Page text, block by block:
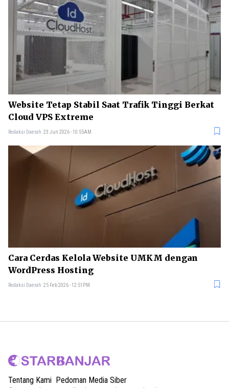
Website Tetap Stabil Saat Trafik Tinggi Berkat
Cloud VPS Extreme
Redaksi Daerah 23 Jun 2026 - 10:55AM
Cara Cerdas Kelola Website UMKM dengan
WordPress Hosting
Redaksi Daerah 25 Feb 2026 - 12:51PM
Tentang Kami Pedoman Media Siber